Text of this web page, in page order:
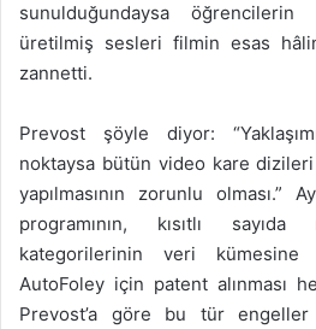
sunulduğundaysa öğrencilerin
üretilmiş sesleri filmin esas
zannetti.
Prevost şöyle diyor:
noktaysa bütün video kare dizileri
yapılmasının zorunlu olması.”
programının, kısıtlı
kategorilerinin veri kümesine
AutoFoley için patent alınması
Prevost’a göre bu tür